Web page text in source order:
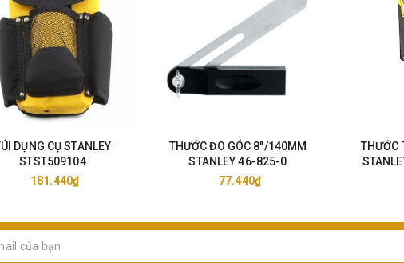
DỤNG CỤ STANLEY
STST509104
181.440₫
THƯỚC ĐO GÓC 8"/140MM
STANLEY 46-825-0
77.440₫
THƯỚC